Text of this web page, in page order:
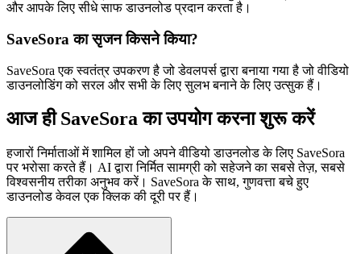
और आपके लिए सीधे साफ डाउनलोड प्रदान करता है।
SaveSora का सृजन किसने किया?
SaveSora एक स्वतंत्र उपकरण है जो डेवलपर्स द्वारा बनाया गया है जो वीडियो
डाउनलोडिंग को सरल और सभी के लिए सुलभ बनाने के लिए उत्सुक हैं।
आज ही SaveSora का उपयोग करना शुरू करें
हजारों निर्माताओं में शामिल हों जो अपने वीडियो डाउनलोड के लिए SaveSora
पर भरोसा करते हैं। AI द्वारा निर्मित सामग्री को सहेजने का सबसे तेज़, सबसे
विश्वसनीय तरीका अनुभव करें। SaveSora के साथ, गुणवत्ता बचे हुए
डाउनलोड केवल एक क्लिक की दूरी पर हैं।